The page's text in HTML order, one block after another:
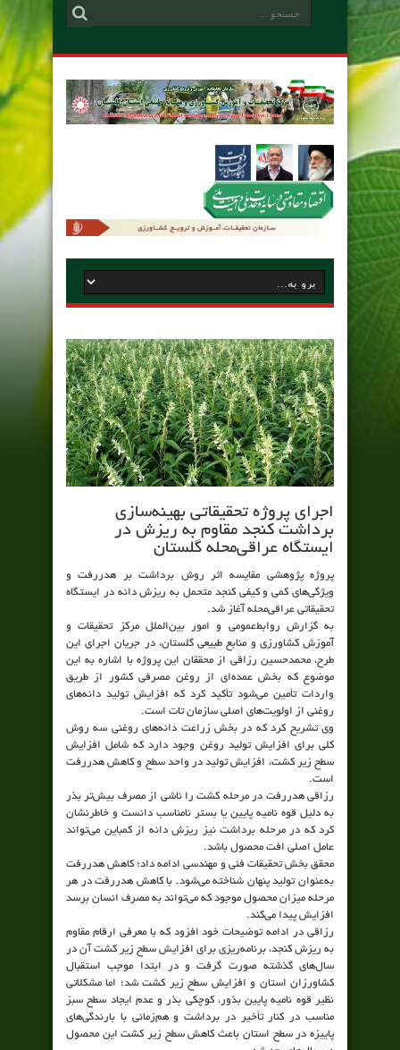
اجرای پروژه تحقیقاتی بهینه‌سازی
برداشت کنجد مقاوم به ریزش در
ایستگاه عراقی‌محله گلستان
پروژه پژوهشی مقایسه اثر روش برداشت بر هدررفت و
ویژگی‌های کمی و کیفی کنجد متحمل به ریزش دانه در ایستگاه
تحقیقاتی عراقی‌محله آغاز شد.
به گزارش روابط‌عمومی و امور بین‌الملل مرکز تحقیقات و
آموزش کشاورزی و منابع طبیعی گلستان، در جریان اجرای این
طرح، محمدحسین رزاقی از محققان این پروژه با اشاره به این
موضوع که بخش عمده‌ای از روغن مصرفی کشور از طریق
واردات تأمین می‌شود تأکید کرد که افزایش تولید دانه‌های
روغنی از اولویت‌های اصلی سازمان تات است.
وی تشریح کرد که در بخش زراعت دانه‌های روغنی سه روش
کلی برای افزایش تولید روغن وجود دارد که شامل افزایش
سطح زیر کشت، افزایش تولید در واحد سطح و کاهش هدررفت
است.
رزاقی هدررفت در مرحله کشت را ناشی از مصرف بیش‌تر بذر
به دلیل قوه نامیه پایین یا بستر نامناسب دانست و خاطرنشان
کرد که در مرحله برداشت نیز ریزش دانه از کمباین می‌تواند
عامل اصلی افت محصول باشد.
محقق بخش تحقیقات فنی و مهندسی ادامه داد؛ کاهش هدررفت
به‌عنوان تولید پنهان شناخته می‌شود. با کاهش هدررفت در هر
مرحله میزان محصول موجود که می‌تواند به مصرف انسان برسد
افزایش پیدا می‌کند.
رزاقی در ادامه توضیحات خود افزود که با معرفی ارقام مقاوم
به ریزش کنجد، برنامه‌ریزی برای افزایش سطح زیر کشت آن در
سال‌های گذشته صورت گرفت و در ابتدا موجب استقبال
کشاورزان استان و افزایش سطح زیر کشت شد؛ اما مشکلاتی
نظیر قوه نامیه پایین بذور، کوچکی بذر و عدم ایجاد سطح سبز
مناسب در کنار تأخیر در برداشت و هم‌زمانی با بارندگی‌های
پاییزه در سطح استان باعث کاهش سطح زیر کشت این محصول